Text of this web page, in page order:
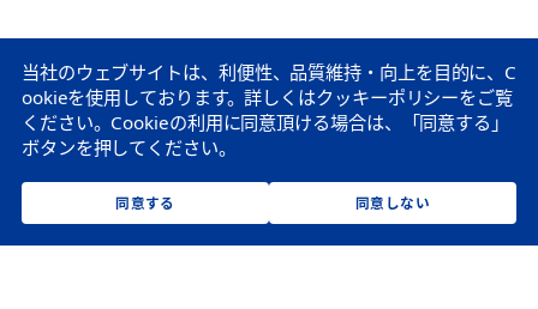
当社のウェブサイトは、利便性、品質維持・向上を目的に、C
ookieを使用しております。詳しくはクッキーポリシーをご覧
ください。 Cookieの利用に同意頂ける場合は、「同意する」
ボタンを押してください。
同意する 同意しない